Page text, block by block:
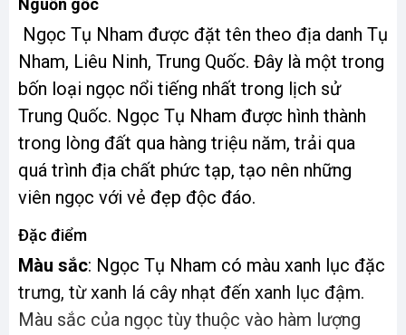
Nguồn gốc
Ngọc Tụ Nham được đặt tên theo địa danh Tụ
Nham, Liêu Ninh, Trung Quốc. Đây là một trong
bốn loại ngọc nổi tiếng nhất trong lịch sử
Trung Quốc. Ngọc Tụ Nham được hình thành
trong lòng đất qua hàng triệu năm, trải qua
quá trình địa chất phức tạp, tạo nên những
viên ngọc với vẻ đẹp độc đáo.
Đặc điểm
Màu sắc: Ngọc Tụ Nham có màu xanh lục đặc
trưng, từ xanh lá cây nhạt đến xanh lục đậm.
Màu sắc của ngọc tùy thuộc vào hàm lượng